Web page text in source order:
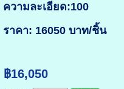
ความละเอียด:100
ราคา: 16050 บาท/ชิ้น
฿16,050